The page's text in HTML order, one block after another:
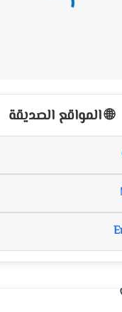
🌐 المواقع الصديقة